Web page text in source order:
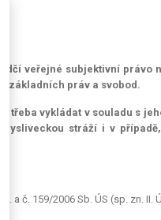
veřejné subjektivní právo
základních práv a svobod.
třeba vykládat v souladu s
stráží i v
a č. 159/2006 Sb. ÚS (sp. zn. II.